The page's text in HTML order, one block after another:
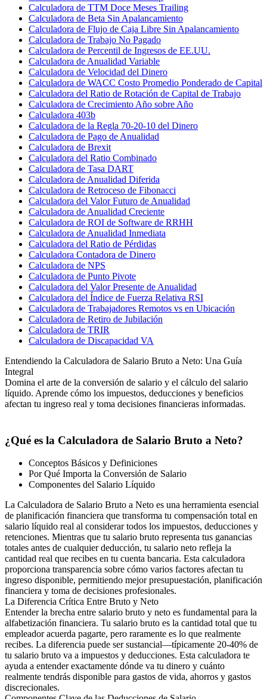
Calculadora de TTM Doce Meses Trailing
Calculadora de Beta Sin Apalancamiento
Calculadora de Flujo de Caja Libre Sin Apalancamiento
Calculadora de Trabajo No Pagado
Calculadora de Percentil de Ingresos de EE.UU.
Calculadora de Anualidad Variable
Calculadora de Velocidad del Dinero
Calculadora de WACC Costo Promedio Ponderado de Capital
Calculadora del Ratio de Rotación de Capital de Trabajo
Calculadora de Crecimiento Año sobre Año
Calculadora 403b
Calculadora de la Regla 70-20-10 del Dinero
Calculadora de Pago de Anualidad
Calculadora de Brexit
Calculadora del Ratio Combinado
Calculadora de Tasa DART
Calculadora de Anualidad Diferida
Calculadora de Retroceso de Fibonacci
Calculadora del Valor Futuro de Anualidad
Calculadora de Anualidad Creciente
Calculadora de ROI de Software de RRHH
Calculadora de Anualidad Inmediata
Calculadora del Ratio de Pérdidas
Calculadora Contadora de Dinero
Calculadora de NPS
Calculadora de Punto Pivote
Calculadora del Valor Presente de Anualidad
Calculadora del Índice de Fuerza Relativa RSI
Calculadora de Trabajadores Remotos vs en Ubicación
Calculadora de Retiro de Jubilación
Calculadora de TRIR
Calculadora de Discapacidad VA
Entendiendo la Calculadora de Salario Bruto a Neto: Una Guía
Integral
Domina el arte de la conversión de salario y el cálculo del salario
líquido. Aprende cómo los impuestos, deducciones y beneficios
afectan tu ingreso real y toma decisiones financieras informadas.
¿Qué es la Calculadora de Salario Bruto a Neto?
Conceptos Básicos y Definiciones
Por Qué Importa la Conversión de Salario
Componentes del Salario Líquido
La Calculadora de Salario Bruto a Neto es una herramienta esencial
de planificación financiera que transforma tu compensación total en
salario líquido real al considerar todos los impuestos, deducciones y
retenciones. Mientras que tu salario bruto representa tus ganancias
totales antes de cualquier deducción, tu salario neto refleja la
cantidad real que recibes en tu cuenta bancaria. Esta calculadora
proporciona transparencia sobre cómo varios factores afectan tu
ingreso disponible, permitiendo mejor presupuestación, planificación
financiera y toma de decisiones profesionales.
La Diferencia Crítica Entre Bruto y Neto
Entender la brecha entre salario bruto y neto es fundamental para la
alfabetización financiera. Tu salario bruto es la cantidad total que tu
empleador acuerda pagarte, pero raramente es lo que realmente
recibes. La diferencia puede ser sustancial—típicamente 20-40% de
tu salario bruto va a impuestos y deducciones. Esta calculadora te
ayuda a entender exactamente dónde va tu dinero y cuánto
realmente tendrás disponible para gastos de vida, ahorros y gastos
discrecionales.